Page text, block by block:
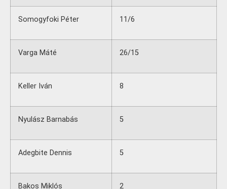
Somogyfoki Péter 11/6
Varga Máté 26/15
Keller Iván 8
Nyulász Barnabás 5
Adegbite Dennis 5
Bakos Miklós 2